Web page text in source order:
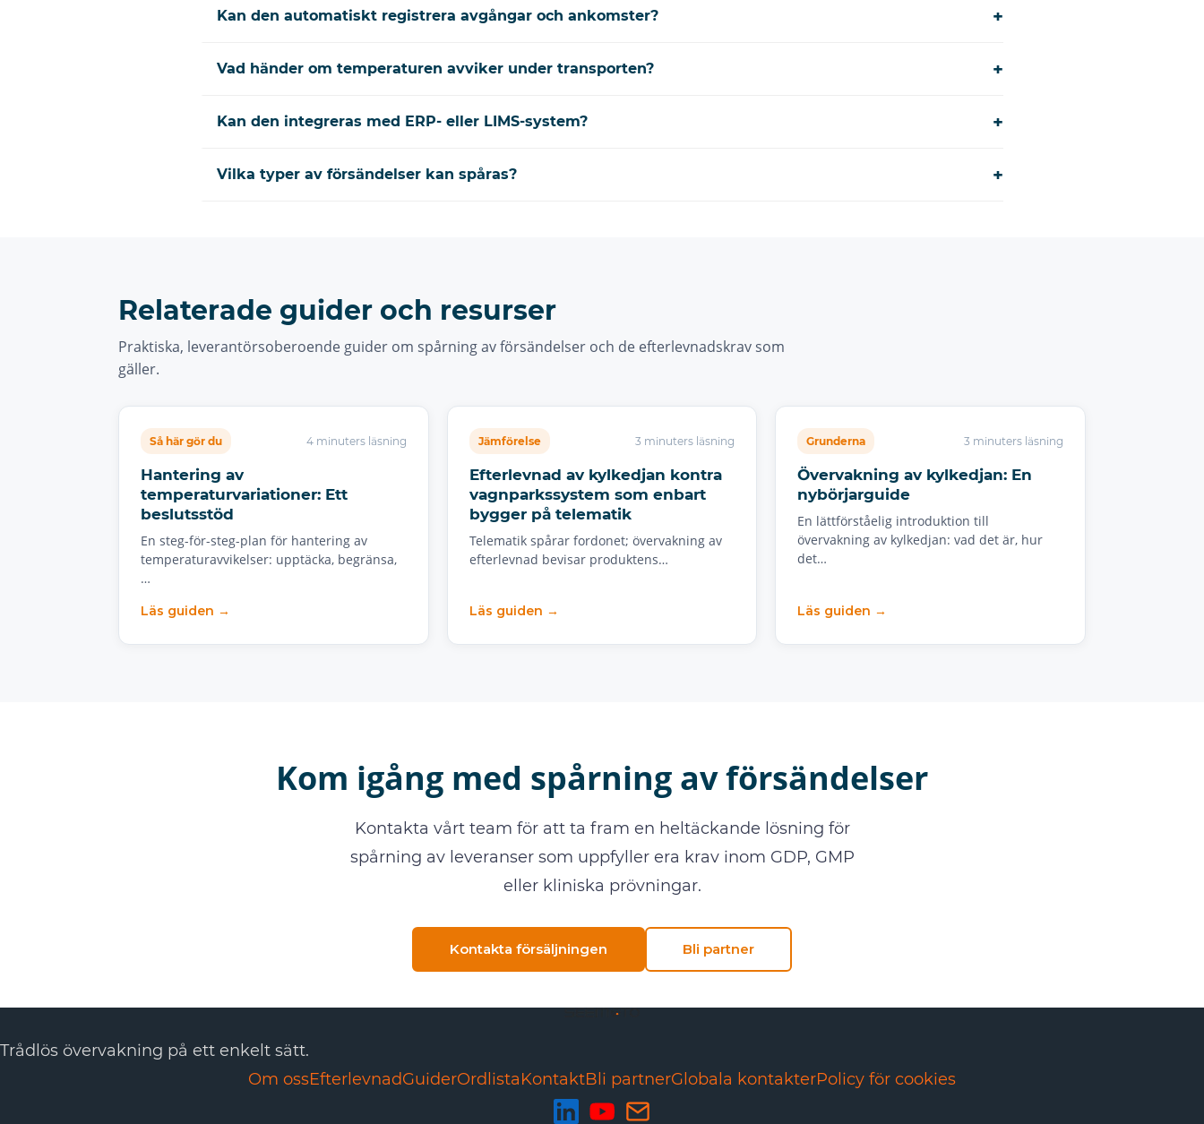
Kan den automatiskt registrera avgångar och ankomster? +
Vad händer om temperaturen avviker under transporten? +
Kan den integreras med ERP- eller LIMS-system? +
Vilka typer av försändelser kan spåras? +
Relaterade guider och resurser
Praktiska, leverantörsoberoende guider om spårning av försändelser och de efterlevnadskrav som
gäller.
Så här gör du 4 minuters läsning
Hantering av
temperaturvariationer: Ett
beslutsstöd
En steg-för-steg-plan för hantering av
temperaturavvikelser: upptäcka, begränsa,
…
Läs guiden →
Jämförelse 3 minuters läsning
Efterlevnad av kylkedjan kontra
vagnparkssystem som enbart
bygger på telematik
Telematik spårar fordonet; övervakning av
efterlevnad bevisar produktens…
Läs guiden →
Grunderna 3 minuters läsning
Övervakning av kylkedjan: En
nybörjarguide
En lättförståelig introduktion till
övervakning av kylkedjan: vad det är, hur
det…
Läs guiden →
Kom igång med spårning av försändelser
Kontakta vårt team för att ta fram en heltäckande lösning för
spårning av leveranser som uppfyller era krav inom GDP, GMP
eller kliniska prövningar.
Kontakta försäljningen Bli partner
Trådlös övervakning på ett enkelt sätt.
Om ossEfterlevnadGuiderOrdlistaKontaktBli partnerGlobala kontakterPolicy för cookies